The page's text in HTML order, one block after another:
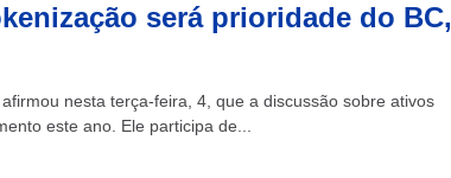
será prioridade do BC,
nesta terça-feira, 4, que a discussão sobre ativos
este ano. Ele participa de...